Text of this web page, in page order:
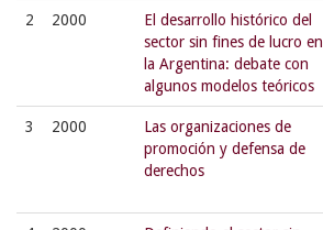
2 2000
El desarrollo histórico del
sector sin fines de lucro en
la Argentina: debate con
algunos modelos teóricos
3 2000
Las organizaciones de
promoción y defensa de
derechos